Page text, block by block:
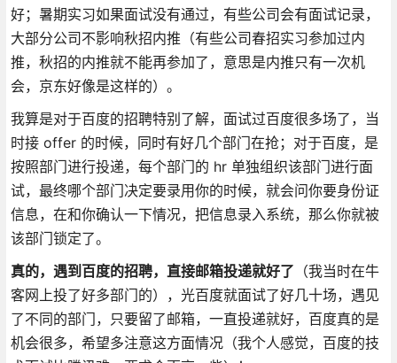
好；暑期实习如果面试没有通过，有些公司会有面试记录，
大部分公司不影响秋招内推（有些公司春招实习参加过内
推，秋招的内推就不能再参加了，意思是内推只有一次机
会，京东好像是这样的）。
我算是对于百度的招聘特别了解，面试过百度很多场了，当
时接 offer 的时候，同时有好几个部门在抢；对于百度，是
按照部门进行投递，每个部门的 hr 单独组织该部门进行面
试，最终哪个部门决定要录用你的时候，就会问你要身份证
信息，在和你确认一下情况，把信息录入系统，那么你就被
该部门锁定了。
真的，遇到百度的招聘，直接邮箱投递就好了 （我当时在牛
客网上投了好多部门的），光百度就面试了好几十场，遇见
了不同的部门，只要留了邮箱，一直投递就好，百度真的是
机会很多，希望多注意这方面情况（我个人感觉，百度的技